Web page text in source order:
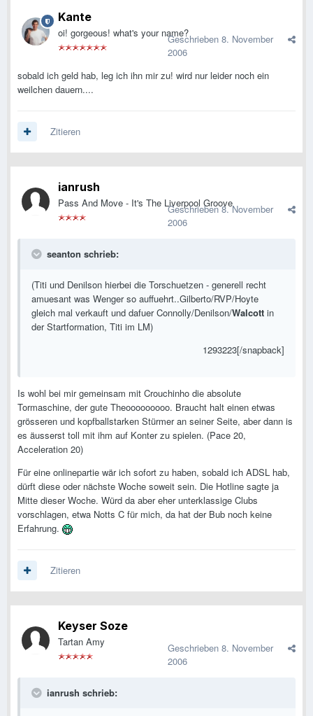
Kante
oi! gorgeous! what's your name?Geschrieben 8. November
2006
sobald ich geld hab, leg ich ihn mir zu! wird nur leider noch ein
weilchen dauern....
Zitieren
ianrush
Pass And Move - It's The Liverpool Groove
Geschrieben8. November
2006
seanton schrieb:
(Titi und Denilson hierbei die Torschuetzen - generell recht
amuesant was Wenger so auffuehrt..Gilberto/RVP/Hoyte
gleich mal verkauft und dafuer Connolly/Denilson/Walcott in
der Startformation, Titi im LM)
1293223[/snapback]
Is wohl bei mir gemeinsam mit Crouchinho die absolute
Tormaschine, der gute Theooooooooo. Braucht halt einen etwas
grösseren und kopfballstarken Stürmer an seiner Seite, aber dann is
es äusserst toll mit ihm auf Konter zu spielen. (Pace 20,
Acceleration 20)
Für eine onlinepartie wär ich sofort zu haben, sobald ich ADSL hab,
dürft diese oder nächste Woche soweit sein. Die Hotline sagte ja
Mitte dieser Woche. Würd da aber eher unterklassige Clubs
vorschlagen, etwa Notts C für mich, da hat der Bub noch keine
Erfahrung.
Zitieren
Keyser Soze
Tartan Amy Geschrieben 8. November
2006
ianrush schrieb: